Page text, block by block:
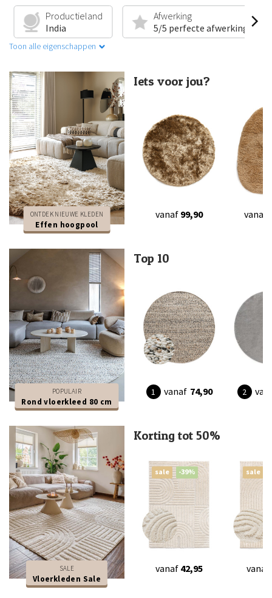
Productieland
India
Afwerking
5/5 perfecte afwerking
Toon alle eigenschappen
ONTDEK NIEUWE KLEDEN
Effen hoogpool
Iets voor jou?
vanaf 99,90 vanaf
POPULAIR
Rond vloerkleed 80 cm
Top 10
vanaf 74,90
SALE
Vloerkleden Sale
Korting tot 50%
sale -39%
vanaf 42,95
sale
vanaf
op je eerste aankoop!
Meld je aan en wees als eerste op de hoogte van
nieuwe collecties en exclusieve deals.
Email
Mijn korting claimen →
350.000+ anderengingen je voor